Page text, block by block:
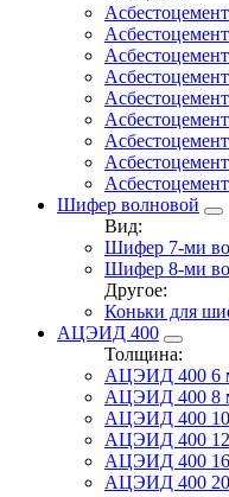
Шифер волновой
Вид:
Шифер 7-ми
Шифер 8-ми
Другое:
Коньки для
АЦЭИД 400
Толщина:
АЦЭИД 400 6
АЦЭИД 400 8
АЦЭИД 400
АЦЭИД 400
АЦЭИД 400
АЦЭИД 400